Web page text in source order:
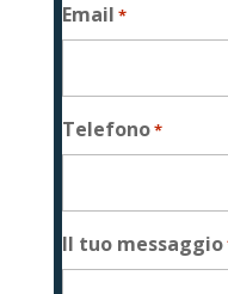
Email *
Telefono*
Il tuo messaggio